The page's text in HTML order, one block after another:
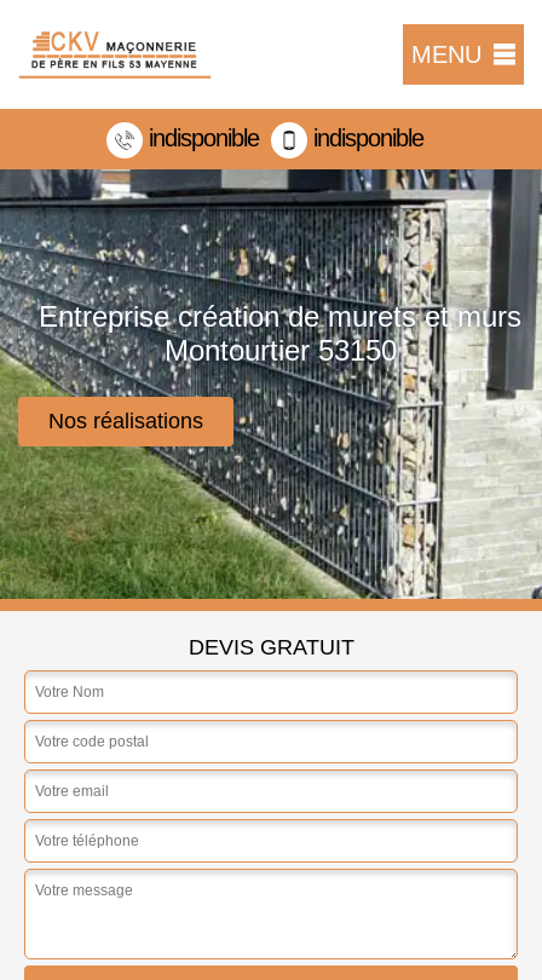
MENU
indisponible indisponible
Entreprise création de murets et murs
Montourtier 53150
Nos réalisations
DEVIS GRATUIT